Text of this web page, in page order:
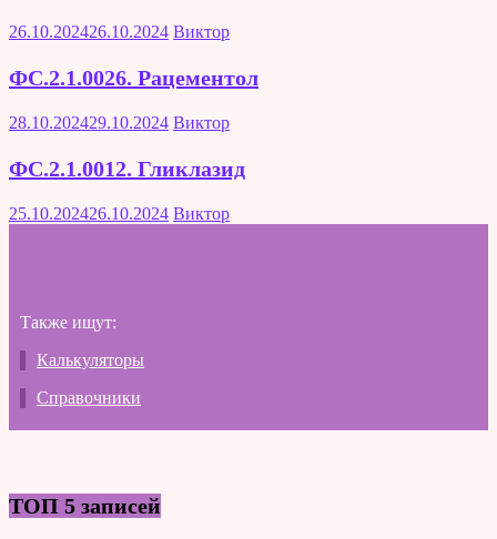
26.10.202426.10.2024 Виктор
ФС.2.1.0026. Рацементол
28.10.202429.10.2024 Виктор
ФС.2.1.0012. Гликлазид
25.10.202426.10.2024 Виктор
Также ищут:
Калькуляторы
Справочники
ТОП 5 записей